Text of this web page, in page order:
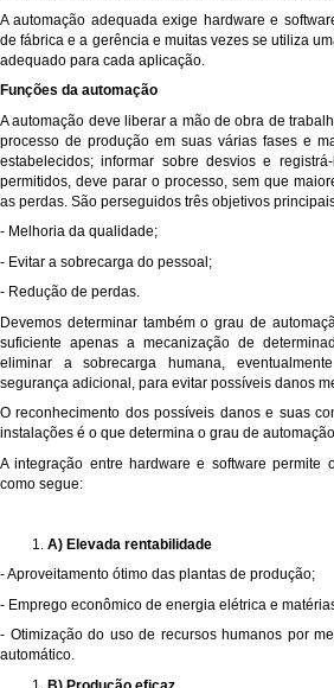
A automação adequada exige hardware e
de fábrica e a gerência e muitas vezes se utiliza
adequado para cada aplicação.
Funções da automação
A automação deve liberar a mão de obra de
processo de produção em suas várias fases e
estabelecidos; informar sobre desvios e
permitidos, deve parar o processo, sem que
as perdas. São perseguidos três objetivos
- Melhoria da qualidade;
- Evitar a sobrecarga do pessoal;
- Redução de perdas.
Devemos determinar também o grau de
suficiente apenas a mecanização de
eliminar a sobrecarga humana,
segurança adicional, para evitar possíveis danos
O reconhecimento dos possíveis danos e suas
instalações é o que determina o grau de
A integração entre hardware e software permite
como segue:
A) Elevada rentabilidade
- Aproveitamento ótimo das plantas de produção;
- Emprego econômico de energia elétrica e
- Otimização do uso de recursos humanos por
automático.